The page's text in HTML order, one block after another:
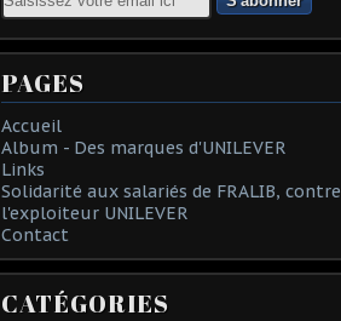
PAGES
Accueil
Album - Des marques d'UNILEVER
Links
Solidarité aux salariés de FRALIB, contre
l'exploiteur UNILEVER
Contact
CATÉGORIES